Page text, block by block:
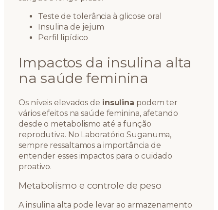
Teste de tolerância à glicose oral
Insulina de jejum
Perfil lipídico
Impactos da insulina alta
na saúde feminina
Os níveis elevados de insulina podem ter
vários efeitos na saúde feminina, afetando
desde o metabolismo até a função
reprodutiva. No Laboratório Suganuma,
sempre ressaltamos a importância de
entender esses impactos para o cuidado
proativo.
Metabolismo e controle de peso
A insulina alta pode levar ao armazenamento